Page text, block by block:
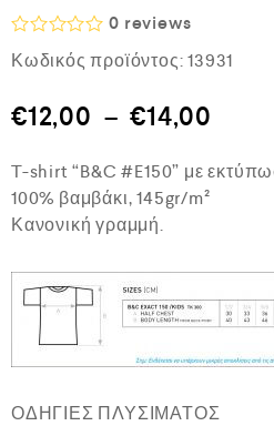
Β
α
μ
ο
γ
ή
θ
η
0 reviews
Κωδικός προϊόντος: 13931
€12,00 – €14,00
T-shirt “B&C #E150” με
100% βαμβάκι, 145gr/m²
Κανονική γραμμή.
ΟΔΗΓΙΕΣ ΠΛΥΣΙΜΑΤΟΣ